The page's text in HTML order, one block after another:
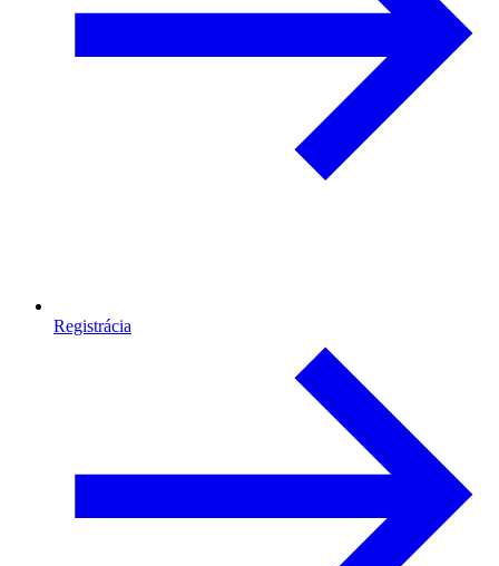
Registrácia